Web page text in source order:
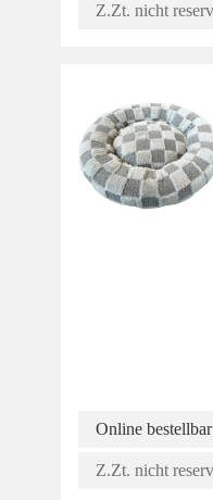
Z.Zt. nicht
Online bestellbar
Z.Zt. nicht